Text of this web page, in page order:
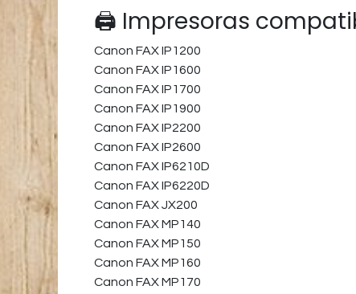
🖨️ Impresoras
Canon FAX IP1200
Canon FAX IP1600
Canon FAX IP1700
Canon FAX IP1900
Canon FAX IP2200
Canon FAX IP2600
Canon FAX IP6210D
Canon FAX IP6220D
Canon FAX JX200
Canon FAX MP140
Canon FAX MP150
Canon FAX MP160
Canon FAX MP170